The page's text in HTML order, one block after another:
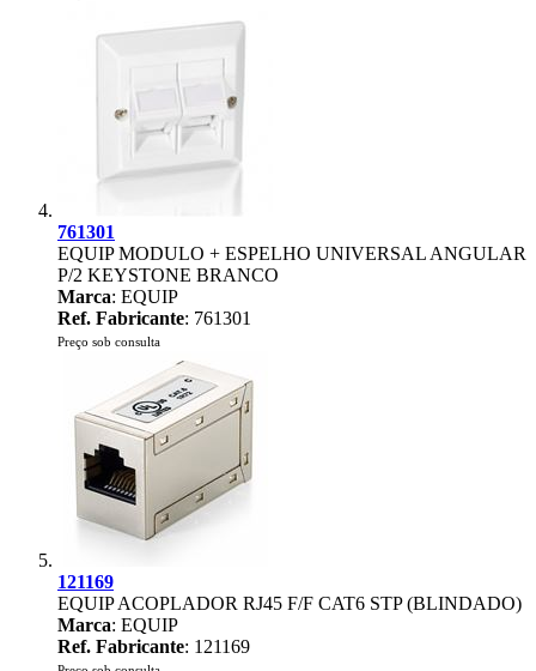
761301
EQUIP MODULO + ESPELHO UNIVERSAL ANGULAR
P/2 KEYSTONE BRANCO
Marca: EQUIP
Ref. Fabricante: 761301
Preço sob consulta
121169
EQUIP ACOPLADOR RJ45 F/F CAT6 STP (BLINDADO)
Marca: EQUIP
Ref. Fabricante: 121169